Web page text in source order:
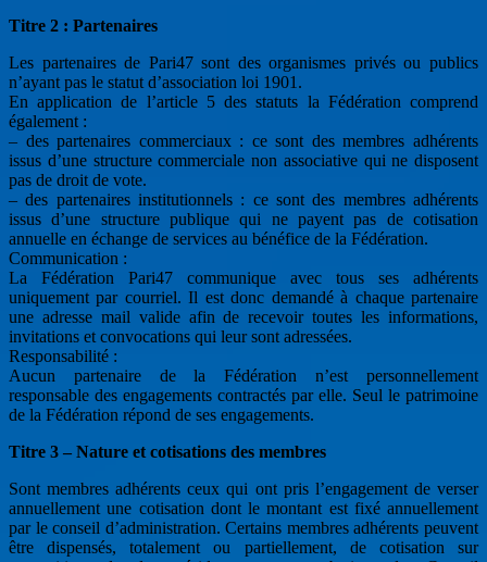
Titre 2 : Partenaires
Les partenaires de Pari47 sont des organismes privés ou publics
n’ayant pas le statut d’association loi 1901.
En application de l’article 5 des statuts la Fédération comprend
également :
– des partenaires commerciaux : ce sont des membres adhérents
issus d’une structure commerciale non associative qui ne disposent
pas de droit de vote.
– des partenaires institutionnels : ce sont des membres adhérents
issus d’une structure publique qui ne payent pas de cotisation
annuelle en échange de services au bénéfice de la Fédération.
Communication :
La Fédération Pari47 communique avec tous ses adhérents
uniquement par courriel. Il est donc demandé à chaque partenaire
une adresse mail valide afin de recevoir toutes les informations,
invitations et convocations qui leur sont adressées.
Responsabilité :
Aucun partenaire de la Fédération n’est personnellement
responsable des engagements contractés par elle. Seul le patrimoine
de la Fédération répond de ses engagements.
Titre 3 – Nature et cotisations des membres
Sont membres adhérents ceux qui ont pris l’engagement de verser
annuellement une cotisation dont le montant est fixé annuellement
par le conseil d’administration. Certains membres adhérents peuvent
être dispensés, totalement ou partiellement, de cotisation sur